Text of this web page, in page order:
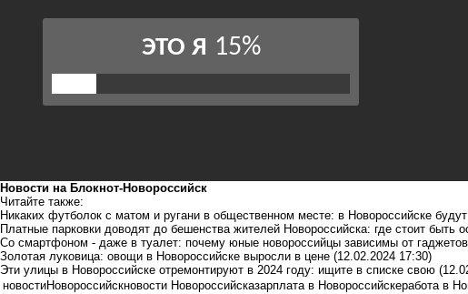
Новости на Блoкнoт-Новороссийск
Читайте также:
Никаких футболок с матом и ругани в общественном месте: в Новороссийске
Платные парковки доводят до бешенства жителей Новороссийска: где стоит быть
Со смартфоном - даже в туалет: почему юные новороссийцы зависимы от гаджетов
Золотая луковица: овощи в Новороссийске выросли в цене (12.02.2024 17:30)
Эти улицы в Новороссийске отремонтируют в 2024 году: ищите в списке свою
новостиНовороссийскновости Новороссийсказарплата в Новороссийскеработа в